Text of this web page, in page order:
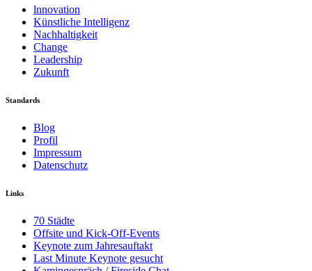
lnnovation
Künstliche Intelligenz
Nachhaltigkeit
Change
Leadership
Zukunft
Standards
Blog
Profil
Impressum
Datenschutz
Links
70 Städte
Offsite und Kick-Off-Events
Keynote zum Jahresauftakt
Last Minute Keynote gesucht